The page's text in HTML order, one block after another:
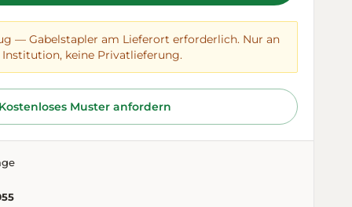
— Gabelstapler am Lieferort erforderlich. Nur an
keine Privatlieferung.
Muster anfordern